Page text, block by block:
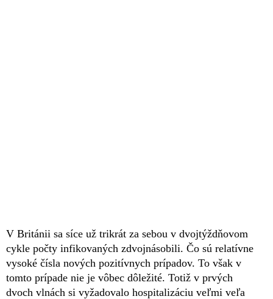
V Británii sa síce už trikrát za sebou v dvojtýždňovom
cykle počty infikovaných zdvojnásobili. Čo sú relatívne
vysoké čísla nových pozitívnych prípadov. To však v
tomto prípade nie je vôbec dôležité. Totiž v prvých
dvoch vlnách si vyžadovalo hospitalizáciu veľmi veľa